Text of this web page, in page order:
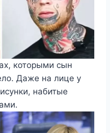
которыми сын
Даже на лице у
набитые